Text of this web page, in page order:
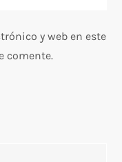
y web en este
comente.